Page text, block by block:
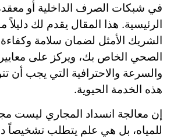
في شبكات الصرف الداخلية أو
الرئيسية. هذا المقال يقدم لك دليلاً
الشريك الأمثل لضمان سلامة
الصحي الخاص بك، ويركز على
والسرعة والاحترافية التي يجب أن
هذه الخدمة الحيوية.
إن معالجة انسداد المجاري ليست
للمياه، بل هي علم يتطلب تشخيصاً